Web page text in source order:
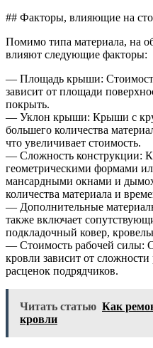
## Факторы, влияющие на
Помимо типа материала, на
влияют следующие факторы:
— Площадь крыши:
зависит от площади
покрыть.
— Уклон крыши: Крыши с
большего количества
что увеличивает стоимость.
— Сложность конструкции:
геометрическими формами
мансардными окнами и
количества материала и
— Дополнительные
также включает
подкладочный ковер,
— Стоимость рабочей силы:
кровли зависит от
расценок подрядчиков.
Читать статью Как
кровли